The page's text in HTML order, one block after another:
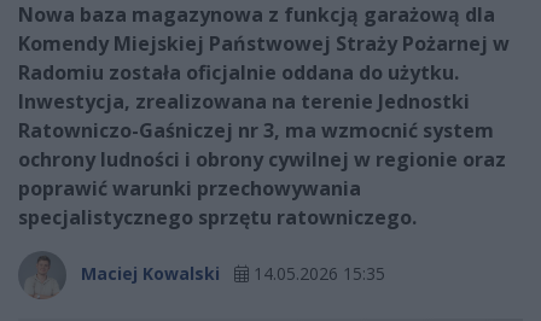
Nowa baza magazynowa z funkcją garażową dla
Komendy Miejskiej Państwowej Straży Pożarnej w
Radomiu została oficjalnie oddana do użytku.
Inwestycja, zrealizowana na terenie Jednostki
Ratowniczo-Gaśniczej nr 3, ma wzmocnić system
ochrony ludności i obrony cywilnej w regionie oraz
poprawić warunki przechowywania
specjalistycznego sprzętu ratowniczego.
Maciej Kowalski 14.05.2026 15:35